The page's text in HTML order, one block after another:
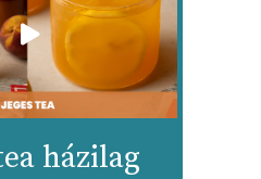
házilag